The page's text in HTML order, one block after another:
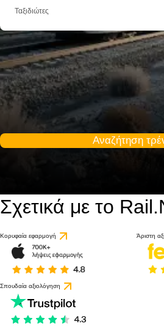
Ταξιδιώτες
Αναζήτηση
Σχετικά με το
Κορυφαία εφαρμογή Άριστη
Σπουδαία αξιολόγηση